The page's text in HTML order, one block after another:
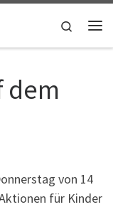
Search
dem
von 14
für Kinder